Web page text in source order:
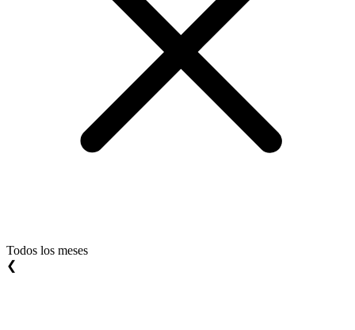
Todos los meses
❮